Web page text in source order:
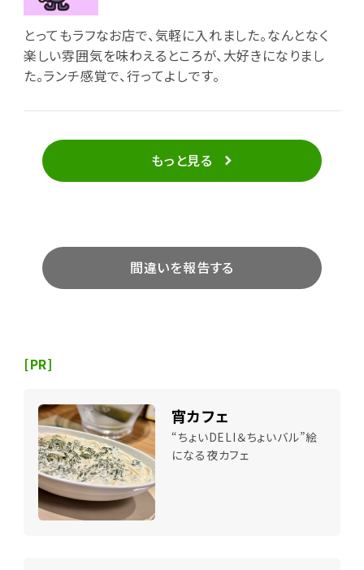
とってもラフなお店で、気軽に入れました。なんとなく
楽しい雰囲気を味わえるところが、大好きになりまし
た。ランチ感覚で、行ってよしです。
もっと見る
間違いを報告する
[PR]
宵カフェ
“ちょいDELI＆ちょいバル”絵
になる夜カフェ